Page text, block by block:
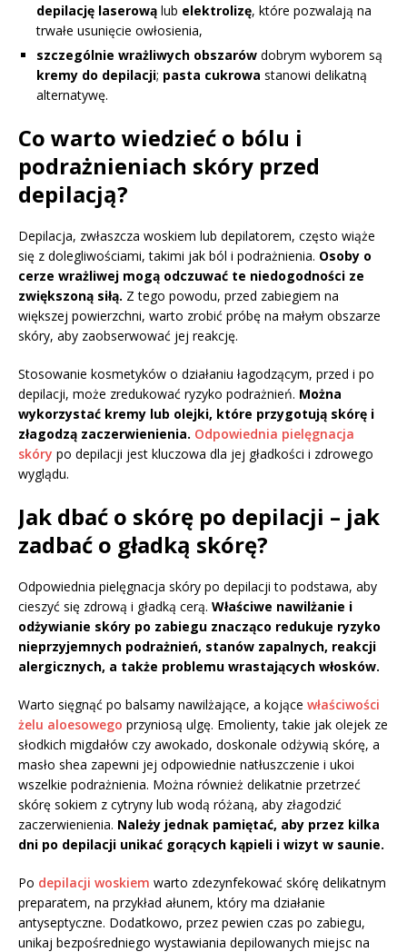
depilację laserową lub elektrolizę, które pozwalają na
trwałe usunięcie owłosienia,
szczególnie wrażliwych obszarów dobrym wyborem są
kremy do depilacji; pasta cukrowa stanowi delikatną
alternatywę.
Co warto wiedzieć o bólu i
podrażnieniach skóry przed
depilacją?
Depilacja, zwłaszcza woskiem lub depilatorem, często wiąże
się z dolegliwościami, takimi jak ból i podrażnienia. Osoby o
cerze wrażliwej mogą odczuwać te niedogodności ze
zwiększoną siłą. Z tego powodu, przed zabiegiem na
większej powierzchni, warto zrobić próbę na małym obszarze
skóry, aby zaobserwować jej reakcję.
Stosowanie kosmetyków o działaniu łagodzącym, przed i po
depilacji, może zredukować ryzyko podrażnień. Można
wykorzystać kremy lub olejki, które przygotują skórę i
złagodzą zaczerwienienia. Odpowiednia pielęgnacja
skóry po depilacji jest kluczowa dla jej gładkości i zdrowego
wyglądu.
Jak dbać o skórę po depilacji – jak
zadbać o gładką skórę?
Odpowiednia pielęgnacja skóry po depilacji to podstawa, aby
cieszyć się zdrową i gładką cerą. Właściwe nawilżanie i
odżywianie skóry po zabiegu znacząco redukuje ryzyko
nieprzyjemnych podrażnień, stanów zapalnych, reakcji
alergicznych, a także problemu wrastających włosków.
Warto sięgnąć po balsamy nawilżające, a kojące właściwości
żelu aloesowego przyniosą ulgę. Emolienty, takie jak olejek ze
słodkich migdałów czy awokado, doskonale odżywią skórę, a
masło shea zapewni jej odpowiednie natłuszczenie i ukoi
wszelkie podrażnienia. Można również delikatnie przetrzeć
skórę sokiem z cytryny lub wodą różaną, aby złagodzić
zaczerwienienia. Należy jednak pamiętać, aby przez kilka
dni po depilacji unikać gorących kąpieli i wizyt w saunie.
Po depilacji woskiem warto zdezynfekować skórę delikatnym
preparatem, na przykład ałunem, który ma działanie
antyseptyczne. Dodatkowo, przez pewien czas po zabiegu,
unikaj bezpośredniego wystawiania depilowanych miejsc na